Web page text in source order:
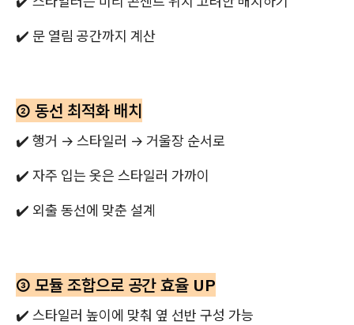
✔️ 문 열림 공간까지 계산
② 동선 최적화 배치
✔️ 행거 → 스타일러 → 거울장 순서로
✔️ 자주 입는 옷은 스타일러 가까이
✔️ 외출 동선에 맞춘 설계
③ 모듈 조합으로 공간 효율 UP
✔️ 스타일러 높이에 맞춰 옆 선반 구성 가능